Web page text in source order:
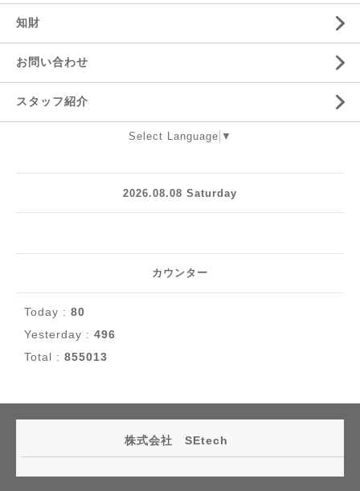
知財
お問い合わせ
スタッフ紹介
Select Language ▼
2026.08.08 Saturday
カウンター
Today : 80
Yesterday : 496
Total : 855013
株式会社 SEtech